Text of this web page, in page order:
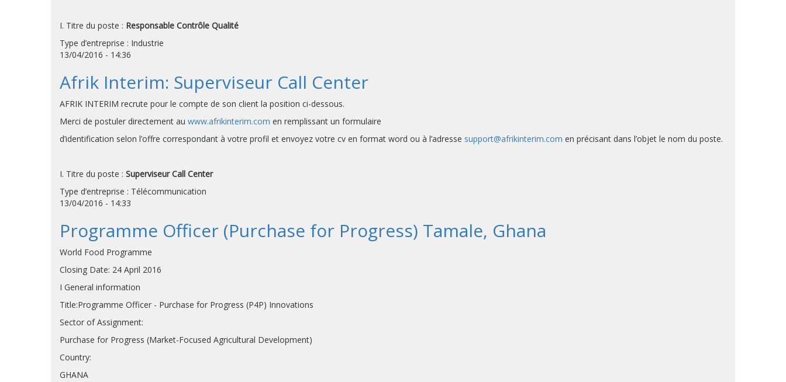
I. Titre du poste : Responsable Contrôle Qualité
Type d’entreprise : Industrie
13/04/2016 - 14:36
Afrik Interim: Superviseur Call Center
AFRIK INTERIM recrute pour le compte de son client la position ci-dessous.
Merci de postuler directement au www.afrikinterim.com en remplissant un formulaire
d’identification selon l’offre correspondant à votre profil et envoyez votre cv en format word ou à l’adresse support@afrikinterim.com en précisant dans l’objet le nom du poste.
I. Titre du poste : Superviseur Call Center
Type d’entreprise : Télécommunication
13/04/2016 - 14:33
Programme Officer (Purchase for Progress) Tamale, Ghana
World Food Programme
Closing Date: 24 April 2016
I General information
Title:Programme Officer - Purchase for Progress (P4P) Innovations
Sector of Assignment:
Purchase for Progress (Market-Focused Agricultural Development)
Country:
GHANA